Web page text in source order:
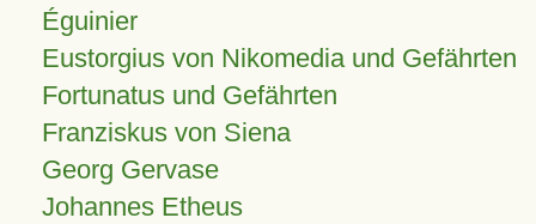
Éguinier
Eustorgius von Nikomedia und Gefährten
Fortunatus und Gefährten
Franziskus von Siena
Georg Gervase
Johannes Etheus